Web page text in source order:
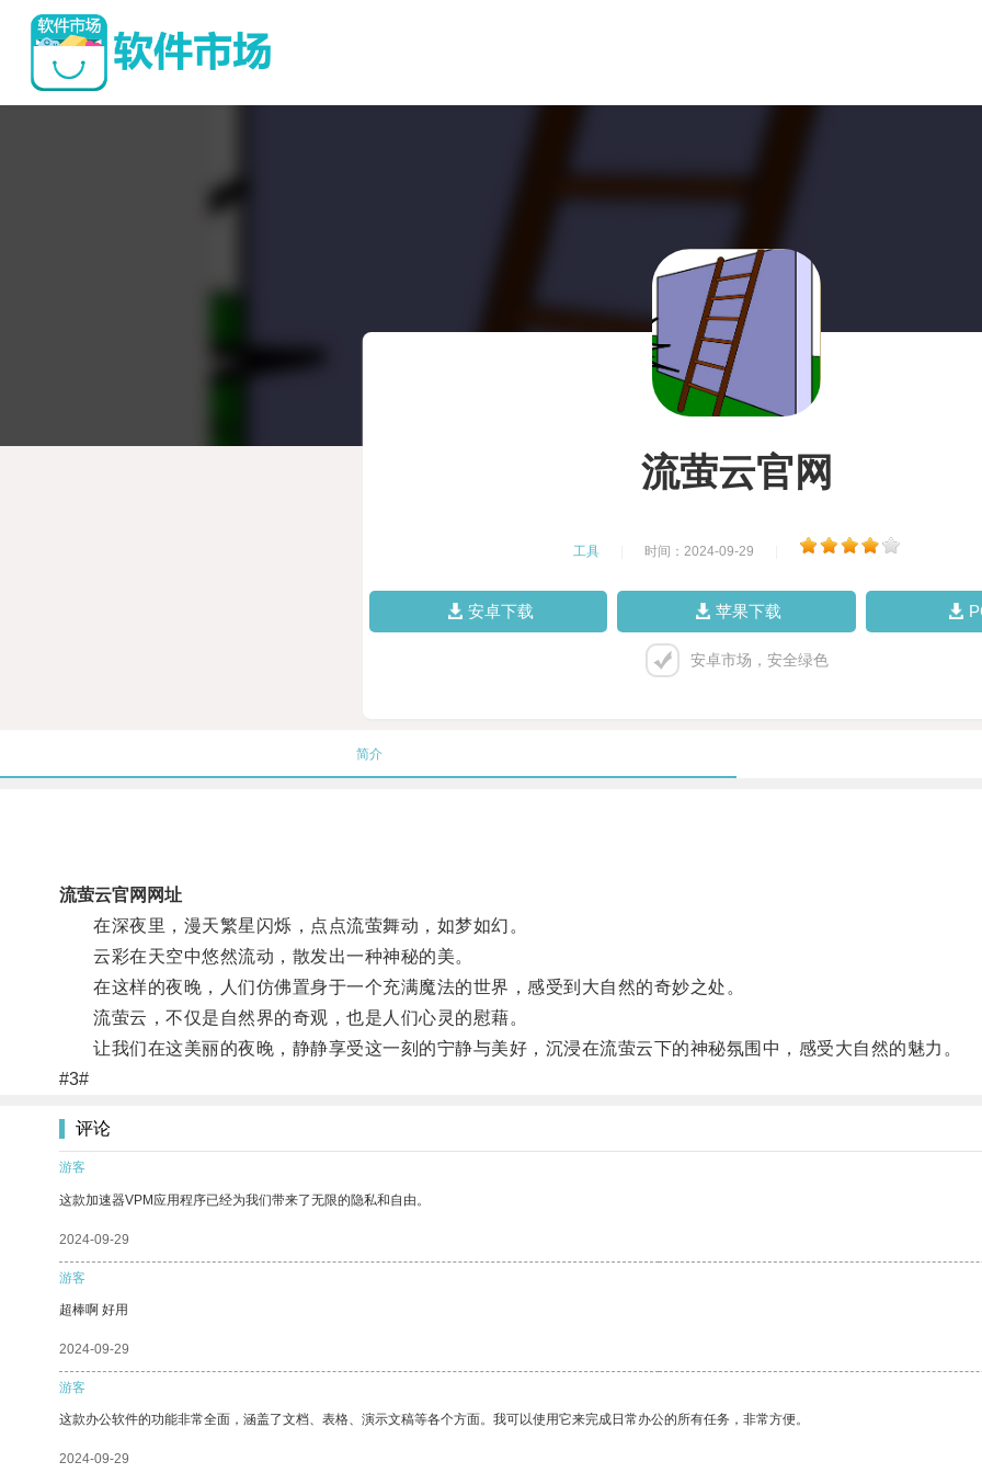
流萤云官网
工具 时间：2024-09-29
安卓下载 苹果下载
安卓市场，安全绿色
简介
流萤云官网网址
在深夜里，漫天繁星闪烁，点点流萤舞动，如梦如幻。
云彩在天空中悠然流动，散发出一种神秘的美。
在这样的夜晚，人们仿佛置身于一个充满魔法的世界，感受到大自然的奇妙之处。
流萤云，不仅是自然界的奇观，也是人们心灵的慰藉。
让我们在这美丽的夜晚，静静享受这一刻的宁静与美好，沉浸在流萤云下的神秘氛围中，感受大自然的魅力。
#3#
评论
游客
这款加速器VPM应用程序已经为我们带来了无限的隐私和自由。
2024-09-29
游客
超棒啊 好用
2024-09-29
游客
这款办公软件的功能非常全面，涵盖了文档、表格、演示文稿等各个方面。我可以使用它来完成日常办公的所有任务，非常方便。
2024-09-29